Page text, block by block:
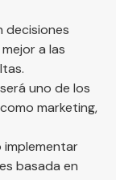
decisiones
a las
uno de los
marketing,
implementar
basada en